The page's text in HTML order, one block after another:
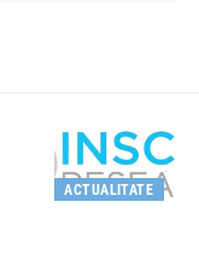
ACTUALITATE